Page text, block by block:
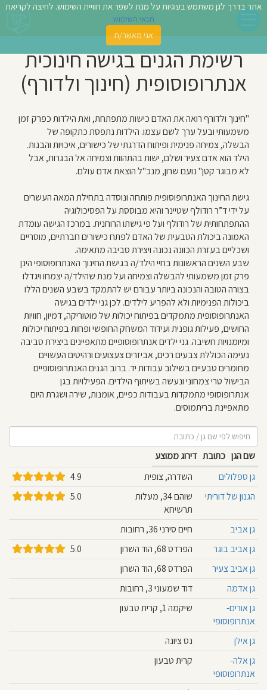
רשימת הגנים בגישה חינוכית
אנתרופוסופית (חינוך ולדורף)
"חינוך ולדורף רואה את האדם כישות מתפתחת, ואת הילדות כפרק זמן
משמעותי ובעל ערך לשם עצמו. הילדות נתפסת כתקופה של
הבשלה, צמיחה פנימית ופיתוח הדרגתי של כישורים, איכויות והבנות.
הילד הוא אדם צעיר ושלם, ישות בהתהוות וצמיחה אל הבגרות, אבל
לא מבוגר קטן" נועם שרון, מנכ"ל הוצאת אדם עולם.
גישת החינוך האנתרופוסופית פותחה ונוסדה בתחילת המאה העשרים
על ידי ד”ר רודולף שטיינר והיא מבוססת על הפסיכולוגיה
ההתפתחותית של רודולף ועל פי גישתו הרוחנית. במרכז הגישה עומדת
האמונה ביכולת הטבעית של האדם לפתח כישורים חברתיים, מוסריים
ושכליים בעזרת הכוונה נכונה ויצירת סביבה מתאימה.
שבע השנים הראשונות בחיי הילד/ה בגישת החינוך האנתרופוסופי הינן
פרק זמן משמעותי להבשלה וצמיחה ועל מנת שהילד/ה יצמחו ויגדלו
בצורה הטובה והנכונה ביותר עבורם יש להתמקד בשבע השנים הללו
ביכולות הפנימיות ולא להפריע לילדים. לכן גני ילדים בגישה
האנתרופוסופית מתמקדים בפיתוח יכולות של מוטוריקה, דמיון, חוויות
החושים, פעילות גופנית ועידוד המשחק החופשי ופחות בפיתוח יכולות
ומיומנויות חשיבה. גני ילדים אנתרופוסופיים מתאפיינים ביצירת סביבה
נעימה הכוללת צבעים רכים, אביזרים צעצועים ורהיטים העשויים
מחומרים טבעיים בשילוב עבודות יד. ברוב הגנים האנתרופוסופיים
הבישול טרי צמחוני ונעשה בשיתוף הילדים. הפעילויות בגן
אנתרופוסופי מתמקדות בעבודות כפיים, אומנות, שירה ושגרת היום
מתאפיינת בריתמוסים.
שם הגן כתובת דירוג ממוצע
גן ספלולים
השדרה, צופית
4.9
הגנון של דוריתי
שוהם 34, מעלות
תרשיחא
5.0
גן אביב
חיים סירני 36, רחובות
גן אביב בוגר
הפרדס 68, הוד השרון
5.0
גן אביב צעיר
הפרדס 68, הוד השרון
גן אדמה
דוד שמעוני 3, רחובות
גן אורים-
אנתרופוסופי
שיקמה 1, קרית טבעון
גן אילן
נס ציונה
גן אלה-
אנתרופוסופי
קרית טבעון
אתר בדרך לגן משתמש בעוגיות על מנת לשפר את חוויית השימוש. לחיצה לקריאת
תנאי השימוש
אני מאשר/ת